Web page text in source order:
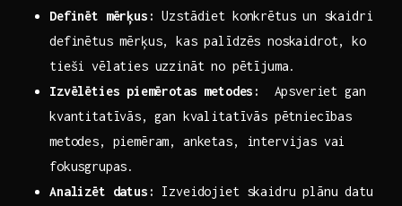
Definēt mērķus: Uzstādiet konkrētus un ⁣skaidri
definētus mērķus, kas palīdzēs​ noskaidrot, ⁣ko
tieši vēlaties uzzināt ⁤no pētījuma.
Izvēlēties ⁣piemērotas metodes:
⁢ Apsveriet‌ gan
kvantitatīvās, ⁣gan kvalitatīvās pētniecības
metodes, piemēram, anketas, intervijas vai
fokusgrupas.
Analizēt datus:
Izveidojiet skaidru ‌plānu datu